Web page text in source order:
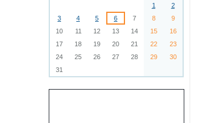
1
2
3
4 5 6 7 8
9
10
11 12 13 14 15
16
17
18 19 20 21 22
23
24
25 26 27 28 29
30
31